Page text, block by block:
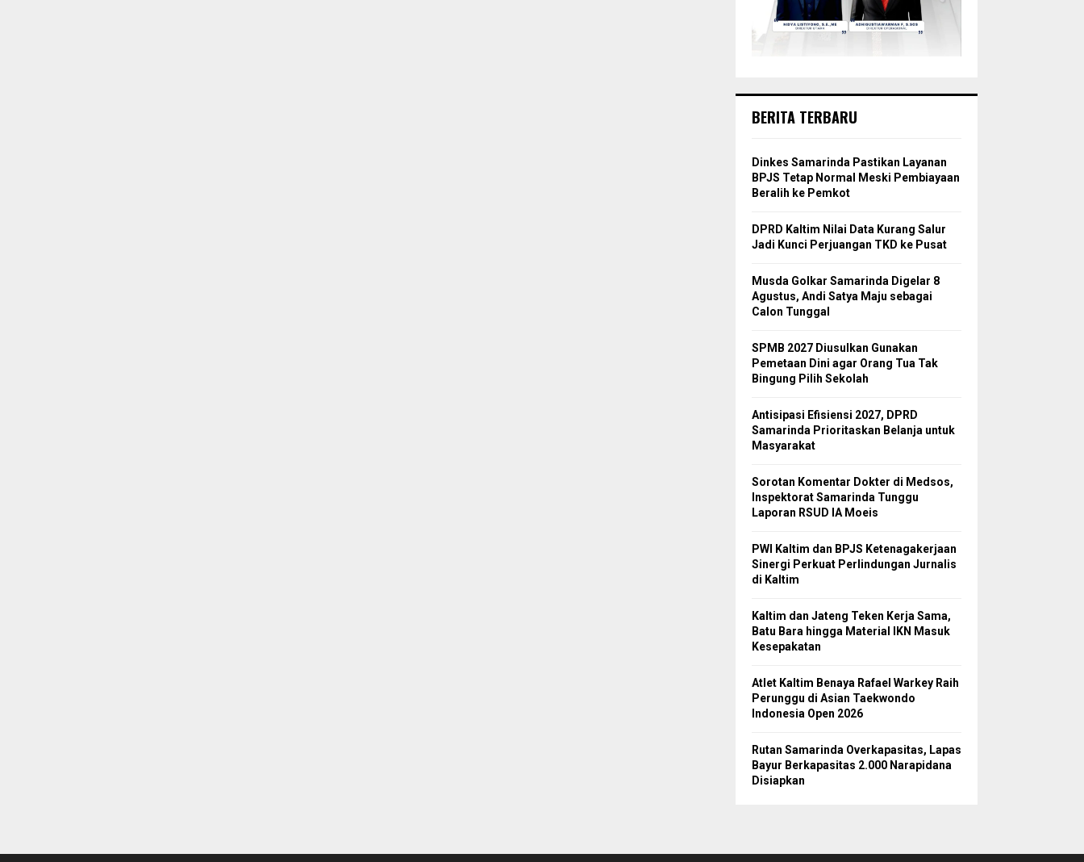
BERITA TERBARU
Dinkes Samarinda Pastikan Layanan
BPJS Tetap Normal Meski Pembiayaan
Beralih ke Pemkot
DPRD Kaltim Nilai Data Kurang Salur
Jadi Kunci Perjuangan TKD ke Pusat
Musda Golkar Samarinda Digelar 8
Agustus, Andi Satya Maju sebagai
Calon Tunggal
SPMB 2027 Diusulkan Gunakan
Pemetaan Dini agar Orang Tua Tak
Bingung Pilih Sekolah
Antisipasi Efisiensi 2027, DPRD
Samarinda Prioritaskan Belanja untuk
Masyarakat
Sorotan Komentar Dokter di Medsos,
Inspektorat Samarinda Tunggu
Laporan RSUD IA Moeis
PWI Kaltim dan BPJS Ketenagakerjaan
Sinergi Perkuat Perlindungan Jurnalis
di Kaltim
Kaltim dan Jateng Teken Kerja Sama,
Batu Bara hingga Material IKN Masuk
Kesepakatan
Atlet Kaltim Benaya Rafael Warkey Raih
Perunggu di Asian Taekwondo
Indonesia Open 2026
Rutan Samarinda Overkapasitas, Lapas
Bayur Berkapasitas 2.000 Narapidana
Disiapkan